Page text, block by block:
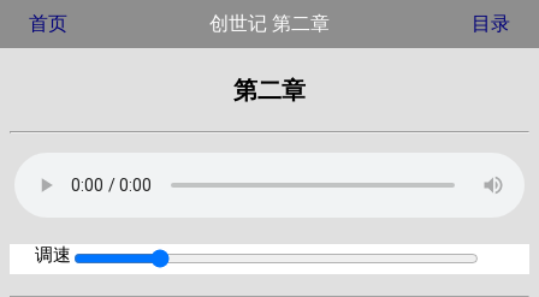
首页 创世记 第二章 目录
第二章
调速